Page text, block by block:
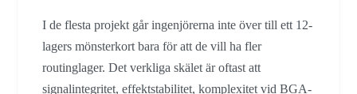
I de flesta projekt går ingenjörerna inte över till ett 12-
lagers mönsterkort bara för att de vill ha fler
routinglager. Det verkliga skälet är oftast att
signalintegritet, effektstabilitet, komplexitet vid BGA-